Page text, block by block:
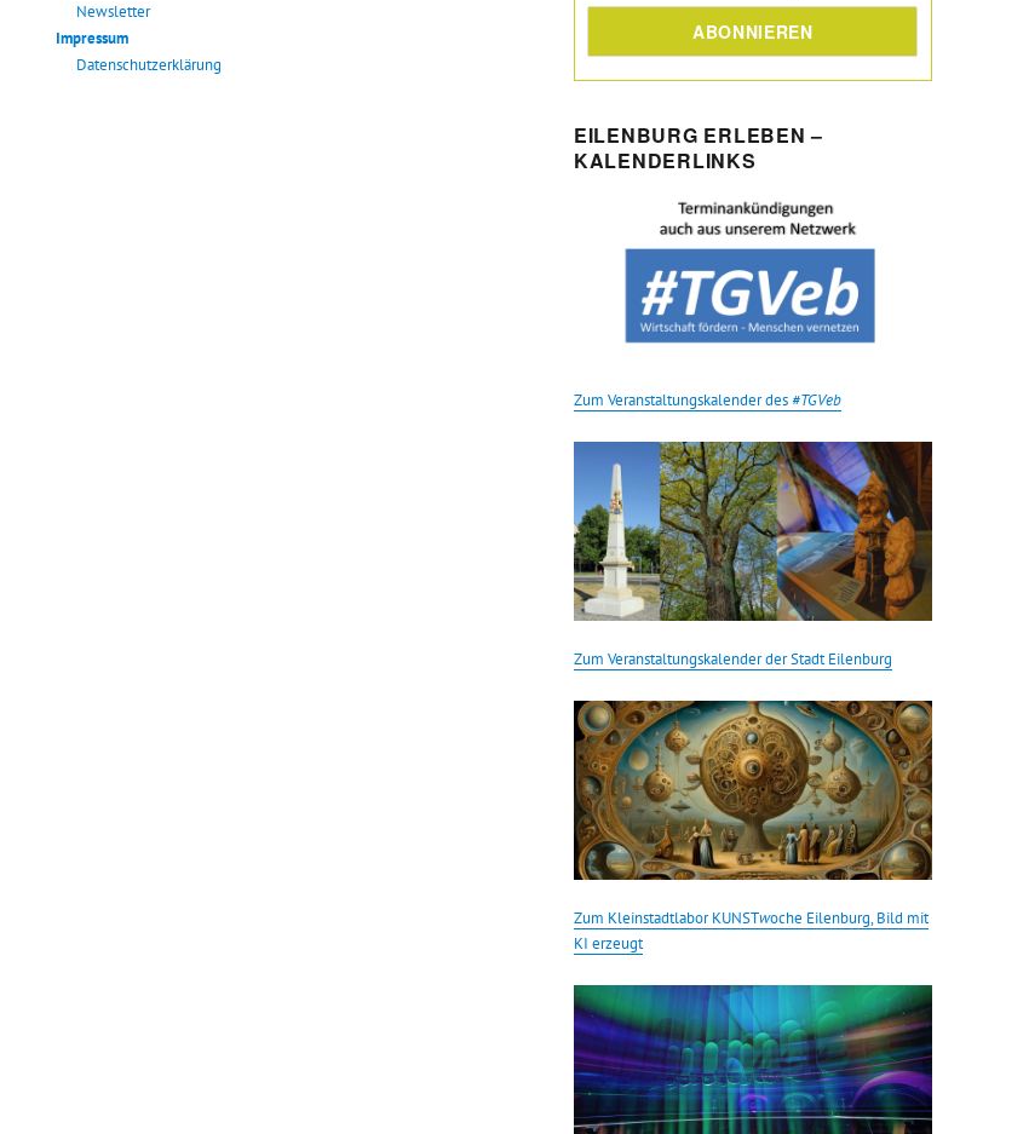
Newsletter
Impressum
Datenschutzerklärung
EILENBURG ERLEBEN –
KALENDERLINKS
Zum Veranstaltungskalender des #TGVeb
Zum Veranstaltungskalender der Stadt Eilenburg
Zum Kleinstadtlabor KUNSTwoche Eilenburg, Bild mit
KI erzeugt